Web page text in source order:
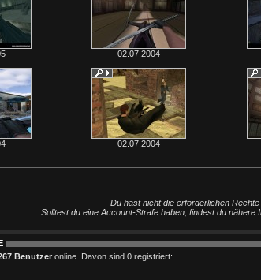
02.07.2004
02.07.2004
Du hast nicht die erforderlichen
Solltest du eine Account-Strafe haben, findest du nähere
Benutzeronline. Davon sind 0 registriert: